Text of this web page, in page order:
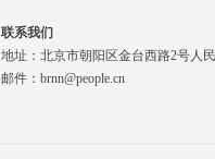
联系我们
地址：北京市朝阳区金台西路2号人
邮件：brnn@people.cn